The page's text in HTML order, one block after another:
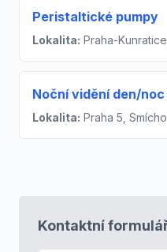
Peristaltické pumpy
Lokalita: Praha-
Noční vidění den/
Lokalita: Praha 5,
Kontaktní